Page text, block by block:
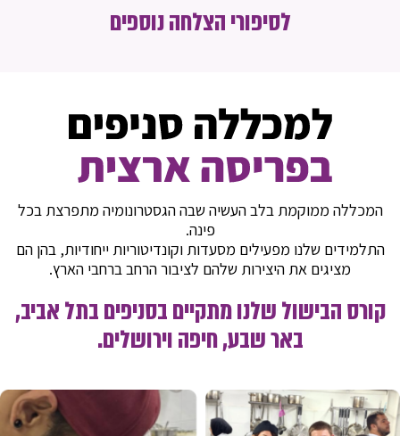
לסיפורי הצלחה נוספים
המכללה ממוקמת בלב העשיה שבה הגסטרונומיה מתפרצת בכל
פינה.
התלמידים שלנו מפעילים מסעדות וקונדיטוריות ייחודיות, בהן הם
מציגים את היצירות שלהם לציבור הרחב ברחבי הארץ.
קורס הבישול שלנו מתקיים בסניפים בתל אביב,
באר שבע, חיפה וירושלים.